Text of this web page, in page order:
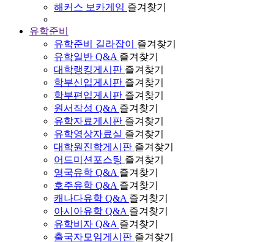
해커스 보카게임 즐겨찾기
유학준비
유학준비 길라잡이
즐겨찾기
유학일반 Q&A 즐겨찾기
대학랭킹게시판 즐겨찾기
학부신입게시판 즐겨찾기
학부편입게시판 즐겨찾기
원서작성 Q&A 즐겨찾기
유학자료게시판 즐겨찾기
유학영상자료실 즐겨찾기
대학원진학게시판 즐겨찾기
어드미션포스팅 즐겨찾기
영국유학 Q&A 즐겨찾기
호주유학 Q&A 즐겨찾기
캐나다유학 Q&A 즐겨찾기
아시아유학 Q&A 즐겨찾기
유학비자 Q&A 즐겨찾기
출국자모임게시판 즐겨찾기